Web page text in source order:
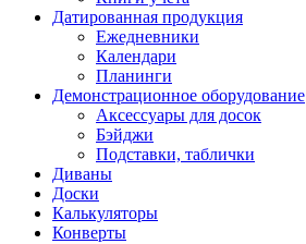
Датированная продукция
Ежедневники
Календари
Планинги
Демонстрационное оборудование
Аксессуары для досок
Бэйджи
Подставки, таблички
Диваны
Доски
Калькуляторы
Конверты